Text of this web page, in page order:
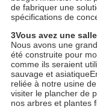
de fabriquer une
spécifications de
3Vous avez une
Nous avons une
été construite pour
comme ils seraient
sauvage et
reliée à notre usine
visiter le plancher de
nos arbres et plantes